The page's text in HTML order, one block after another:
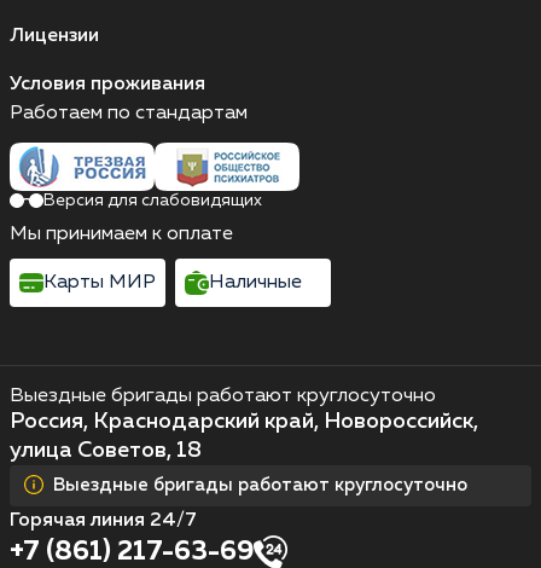
Лицензии
Условия проживания
Выездные бригады работают круглосуточно
Россия, Краснодарский край, Новороссийск,
улица Советов, 18
Выездные бригады работают круглосуточно
Горячая линия 24/7
+7 (861) 217-63-69
Работаем по стандартам
Версия для слабовидящих
Мы принимаем к оплате
Карты МИР Наличные